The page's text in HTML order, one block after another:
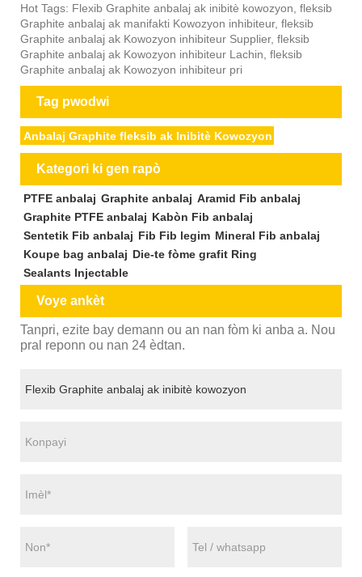
Hot Tags: Flexib Graphite anbalaj ak inibitè kowozyon, fleksib
Graphite anbalaj ak manifakti Kowozyon inhibiteur, fleksib
Graphite anbalaj ak Kowozyon inhibiteur Supplier, fleksib
Graphite anbalaj ak Kowozyon inhibiteur Lachin, fleksib
Graphite anbalaj ak Kowozyon inhibiteur pri
Tag pwodwi
Anbalaj Graphite fleksib ak Inibitè Kowozyon
Kategori ki gen rapò
PTFE anbalaj Graphite anbalaj Aramid Fib anbalaj
Graphite PTFE anbalaj Kabòn Fib anbalaj
Sentetik Fib anbalaj Fib Fib legim Mineral Fib anbalaj
Koupe bag anbalaj Die-te fòme grafit Ring
Sealants Injectable
Voye ankèt
Tanpri, ezite bay demann ou an nan fòm ki anba a. Nou
pral reponn ou nan 24 èdtan.